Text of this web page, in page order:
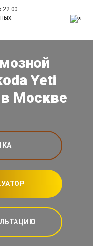
22:00
Yeti
Москве